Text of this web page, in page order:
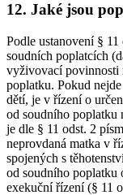
12. Jaké jsou
Podle ustanovení §
soudních poplatcích
vyživovací povinnosti
poplatku. Pokud
dětí, je v řízení o
od soudního poplatku
je dle § 11 odst. 2
neprovdaná matka v
spojených s
od soudního poplatku
exekuční řízení (§ 11